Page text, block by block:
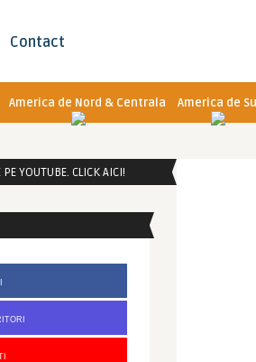
Contact
America de Nord & Centrala America de
YOUTUBE. CLICK AICI!